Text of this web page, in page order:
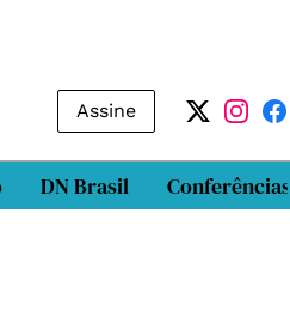
Assine
DN Brasil Conferências